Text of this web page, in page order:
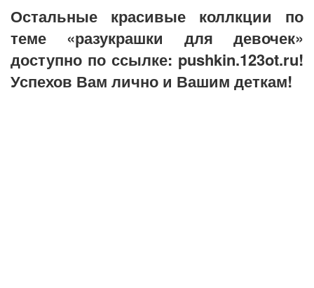
Остальные красивые коллкции по
теме «разукрашки для девочек»
доступно по ссылке: pushkin.123ot.ru!
Успехов Вам лично и Вашим деткам!